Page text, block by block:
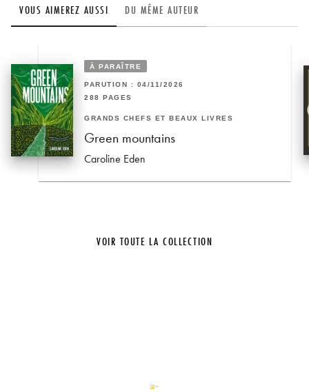
VOUS AIMEREZ AUSSI DU MÊME AUTEUR
À PARAÎTRE
PARUTION : 04/11/2026
288 PAGES
GRANDS CHEFS ET BEAUX LIVRES
Green mountains
Caroline Eden
VOIR TOUTE LA COLLECTION